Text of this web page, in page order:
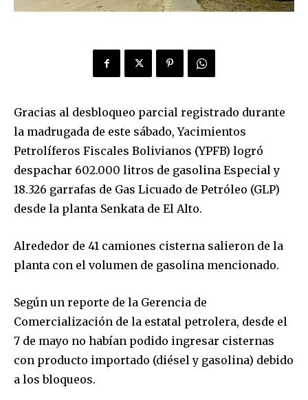
Gracias al desbloqueo parcial registrado durante
la madrugada de este sábado, Yacimientos
Petrolíferos Fiscales Bolivianos (YPFB) logró
despachar 602.000 litros de gasolina Especial y
18.326 garrafas de Gas Licuado de Petróleo (GLP)
desde la planta Senkata de El Alto.
Alrededor de 41 camiones cisterna salieron de la
planta con el volumen de gasolina mencionado.
Según un reporte de la Gerencia de
Comercialización de la estatal petrolera, desde el
7 de mayo no habían podido ingresar cisternas
con producto importado (diésel y gasolina) debido
a los bloqueos.